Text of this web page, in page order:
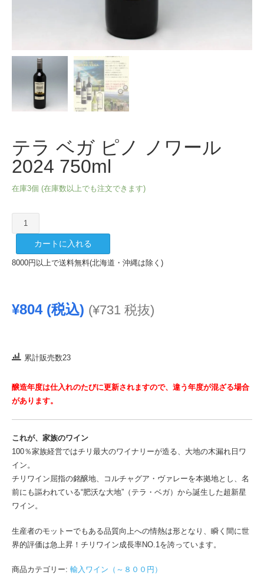
テラ ベガ ピノ ノワール
2024 750ml
在庫3個 (在庫数以上でも注文できます)
ラ
ガ
ワ
2024
個
カートに入れる
8000円以上で送料無料(北海道・沖縄は除く)
¥804(税込) (¥731 税抜)
累計販売数23
醸造年度は仕入れのたびに更新されますので、違う年度が混ざる場合
があります。
これが、家族のワイン
100％家族経営ではチリ最大のワイナリーが造る、大地の木漏れ日ワ
イン。
チリワイン屈指の銘醸地、コルチャグア・ヴァレーを本拠地とし、名
前にも謳われている“肥沃な大地”（テラ・ベガ）から誕生した超新星
ワイン。
生産者のモットーでもある品質向上への情熱は形となり、瞬く間に世
界的評価は急上昇！チリワイン成長率NO.1を誇っています。
商品カテゴリー: 輸入ワイン（～８００円）